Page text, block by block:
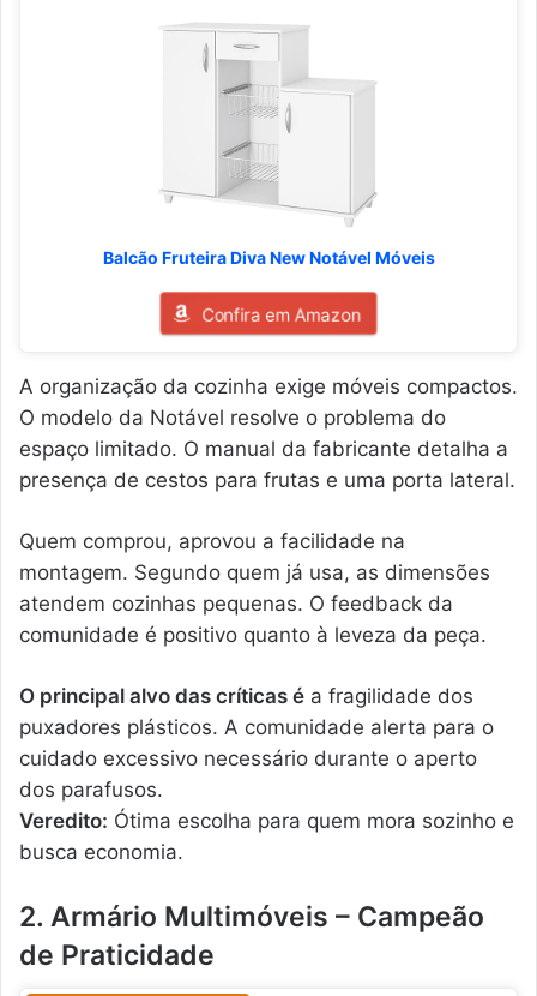
Balcão Fruteira Diva New Notável Móveis
Confira em Amazon
A organização da cozinha exige móveis compactos.
O modelo da Notável resolve o problema do
espaço limitado. O manual da fabricante detalha a
presença de cestos para frutas e uma porta lateral.
Quem comprou, aprovou a facilidade na
montagem. Segundo quem já usa, as dimensões
atendem cozinhas pequenas. O feedback da
comunidade é positivo quanto à leveza da peça.
O principal alvo das críticas é a fragilidade dos
puxadores plásticos. A comunidade alerta para o
cuidado excessivo necessário durante o aperto
dos parafusos.
Veredito: Ótima escolha para quem mora sozinho e
busca economia.
2. Armário Multimóveis – Campeão
de Praticidade